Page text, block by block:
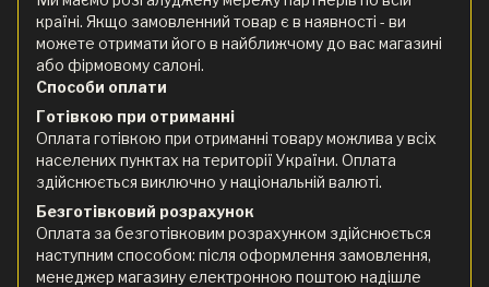
країні. Якщо замовленний товар є в наявності - ви
можете отримати його в найближчому до вас магазині
або фірмовому салоні.
Способи оплати
Готівкою при отриманні
Оплата готівкою при отриманні товару можлива у всіх
населених пунктах на території України. Оплата
здійснюється виключно у національній валюті.
Безготівковий розрахунок
Оплата за безготівковим розрахунком здійснюється
наступним способом: після оформлення замовлення,
менеджер магазину електронною поштою надішле